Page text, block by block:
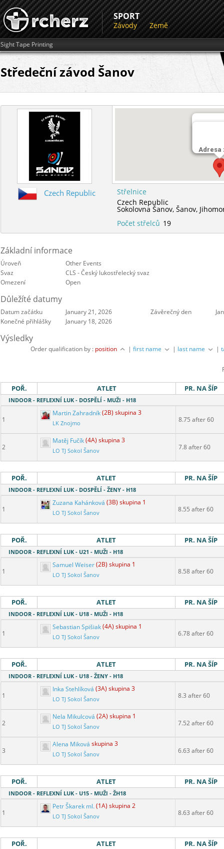
SPORT
Závody Země
Sight Tape Printing
Středeční závod Šanov
Adresa
Czech Republic
Střelnice
Czech Republic
Sokolovna Šanov,Šanov,
Počet střelců 19
Základní informace
Úroveň
Other Events
Svaz
CLS - Český lukostřelecký svaz
Omezení
Open
Důležíté datumy
Datum začátku January 21, 2026 Závěrečný den
Konečné přihlášky
January 18, 2026
Výsledky
Order qualification by : position |first name | last name |
POŘ. ATLET PR. NA ŠÍP
INDOOR - REFLEXNÍ LUK - DOSPĚLÍ - MUŽI - H18
1
Martin Zahradník(2B) skupina 3
LK Znojmo 8.75 after 60
2
Matěj Fučík(4A) skupina 3
LO TJ Sokol Šanov 7.8 after 60
POŘ. ATLET PR. NA ŠÍP
INDOOR - REFLEXNÍ LUK - DOSPĚLÍ - ŽENY - H18
1
Zuzana Kahánková (3B) skupina 1
LO TJ Sokol Šanov 8.55 after 60
POŘ. ATLET PR. NA ŠÍP
INDOOR - REFLEXNÍ LUK - U21 - MUŽI - H18
1
Samuel Weiser(2B) skupina 1
LO TJ Sokol Šanov 8.58 after 60
POŘ. ATLET PR. NA ŠÍP
INDOOR - REFLEXNÍ LUK - U18 - MUŽI - H18
1
Sebastian Spišiak(4A) skupina 1
LO TJ Sokol Šanov 6.78 after 60
POŘ. ATLET PR. NA ŠÍP
INDOOR - REFLEXNÍ LUK - U18 - ŽENY - H18
1
Inka Stehlíková (3A) skupina 3
LO TJ Sokol Šanov 8.3 after 60
2
Nela Mikulcová (2A) skupina 1
LO TJ Sokol Šanov 7.52 after 60
3
Alena Miková skupina 3
LO TJ Sokol Šanov 6.63 after 60
POŘ. ATLET PR. NA ŠÍP
INDOOR - REFLEXNÍ LUK - U15 - MUŽI - ŽH18
1
Petr Škarek ml.(1A) skupina 2
LO TJ Sokol Šanov 8.63 after 60
POŘ. ATLET PR. NA ŠÍP